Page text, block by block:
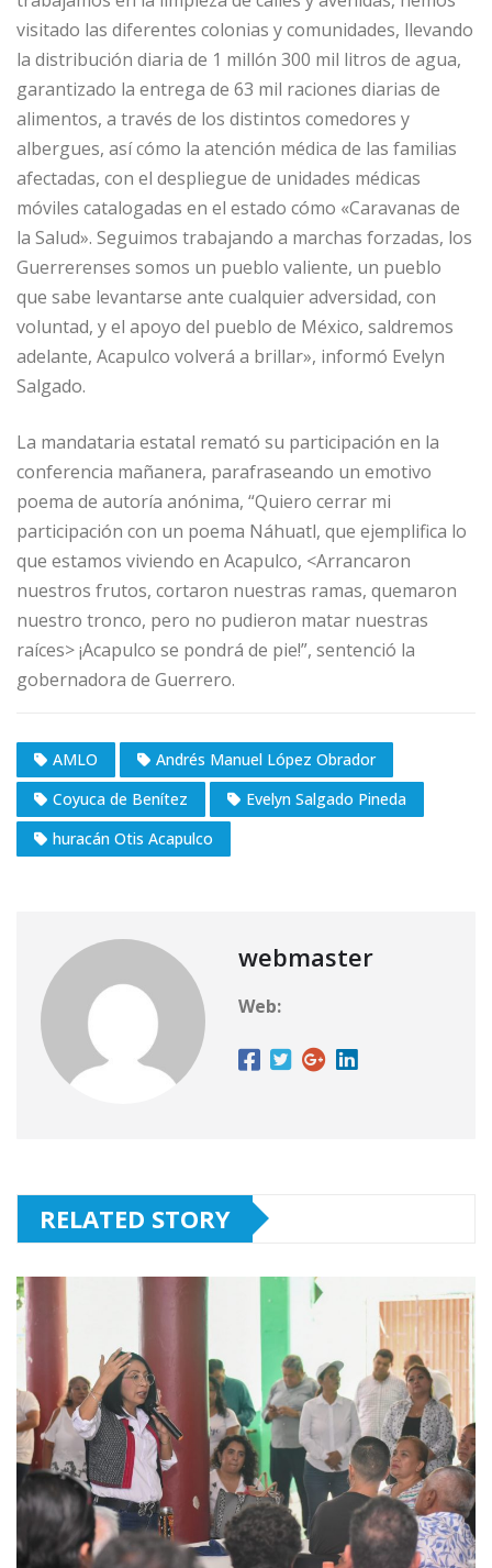
visitado las diferentes colonias y comunidades, llevando
la distribución diaria de 1 millón 300 mil litros de agua,
garantizado la entrega de 63 mil raciones diarias de
alimentos, a través de los distintos comedores y
albergues, así cómo la atención médica de las familias
afectadas, con el despliegue de unidades médicas
móviles catalogadas en el estado cómo «Caravanas de
la Salud». Seguimos trabajando a marchas forzadas, los
Guerrerenses somos un pueblo valiente, un pueblo
que sabe levantarse ante cualquier adversidad, con
voluntad, y el apoyo del pueblo de México, saldremos
adelante, Acapulco volverá a brillar», informó Evelyn
Salgado.
La mandataria estatal remató su participación en la
conferencia mañanera, parafraseando un emotivo
poema de autoría anónima, “Quiero cerrar mi
participación con un poema Náhuatl, que ejemplifica lo
que estamos viviendo en Acapulco, <Arrancaron
nuestros frutos, cortaron nuestras ramas, quemaron
nuestro tronco, pero no pudieron matar nuestras
raíces> ¡Acapulco se pondrá de pie!”, sentenció la
gobernadora de Guerrero.
AMLO
Andrés Manuel López Obrador
Coyuca de Benítez
Evelyn Salgado Pineda
huracán Otis Acapulco
webmaster
Web:
RELATED STORY